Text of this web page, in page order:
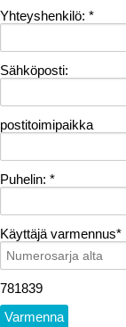
Yhteyshenkilö: *
Sähköposti:
postitoimipaikka
Puhelin: *
Käyttäjä varmennus*
781839
Varmenna